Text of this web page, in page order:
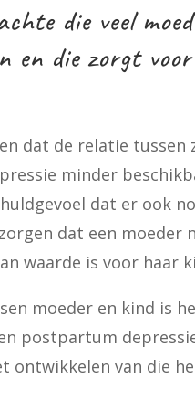
die veel
en die zorgt
dat de relatie
minder
dat er ook
dat een
waarde is voor haar
moeder en kind is
postpartum
ontwikkelen van die